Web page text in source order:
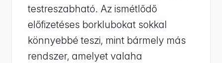
testreszabható. Az ismétlődő
előfizetéses borklubokat sokkal
könnyebbé teszi, mint bármely más
rendszer, amelyet valaha